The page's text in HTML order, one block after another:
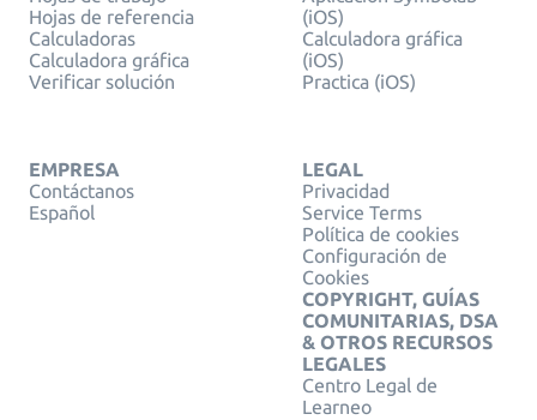
Hojas de referencia
Calculadoras
Calculadora gráfica
Verificar solución
(iOS)
Calculadora gráfica
(iOS)
Practica (iOS)
EMPRESA
Contáctanos
Español
LEGAL
Privacidad
Service Terms
Política de cookies
Configuración de
Cookies
COPYRIGHT, GUÍAS
COMUNITARIAS, DSA
& OTROS RECURSOS
LEGALES
Centro Legal de
Learneo